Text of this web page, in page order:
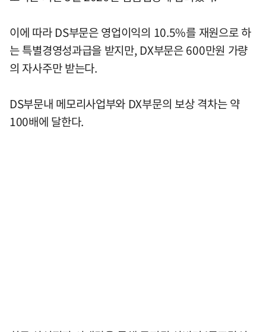
이에 따라 DS부문은 영업이익의 10.5%를 재원으로 하
는 특별경영성과급을 받지만, DX부문은 600만원 가량
의 자사주만 받는다.
DS부문내 메모리사업부와 DX부문의 보상 격차는 약
100배에 달한다.